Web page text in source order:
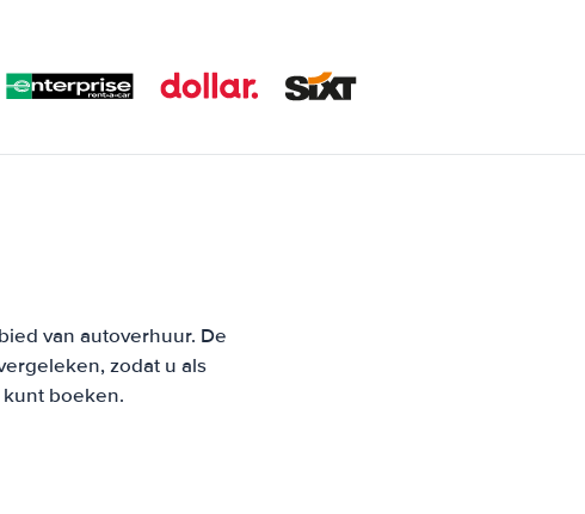
van autoverhuur. De
zodat u als
boeken.